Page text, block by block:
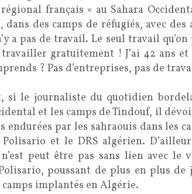
français « au Sahara
dans des camps de réfugiés, avec
a pas de travail. Le seul travail qu’on
gratuitement ! J’ai 42 ans et
? Pas d’entreprises, pas de
si le journaliste du quotidien
et les camps de Tindouf, il
endurées par les sahraouis dans les
et le DRS algérien.
peut être pas sans lien avec le
poussant de plus en plus de
implantés en Algérie.